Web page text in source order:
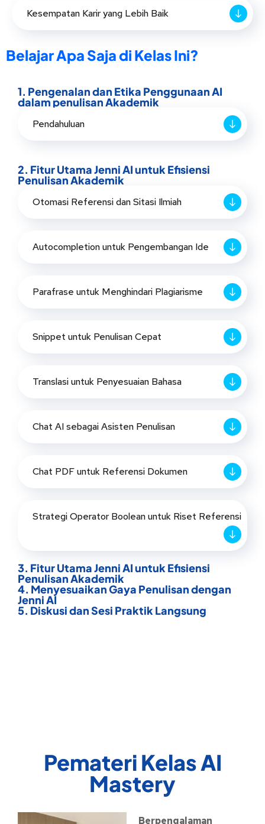
Kesempatan Karir yang Lebih Baik
Belajar Apa Saja di Kelas Ini?
1. Pengenalan dan Etika Penggunaan AI
dalam penulisan Akademik
Pendahuluan
2. Fitur Utama Jenni AI untuk Efisiensi
Penulisan Akademik
Otomasi Referensi dan Sitasi Ilmiah
Autocompletion untuk Pengembangan Ide
Parafrase untuk Menghindari Plagiarisme
Snippet untuk Penulisan Cepat
Translasi untuk Penyesuaian Bahasa
Chat AI sebagai Asisten Penulisan
Chat PDF untuk Referensi Dokumen
Strategi Operator Boolean untuk Riset Referensi
3. Fitur Utama Jenni AI untuk Efisiensi
Penulisan Akademik
4. Menyesuaikan Gaya Penulisan dengan
Jenni AI
5. Diskusi dan Sesi Praktik Langsung
Pemateri Kelas AI
Mastery
Berpengalaman